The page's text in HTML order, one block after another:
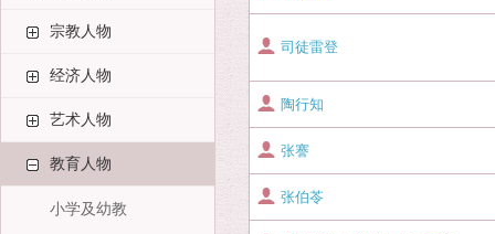
宗教人物
经济人物
艺术人物
教育人物
小学及幼教
司徒雷登
陶行知
张謇
张伯苓